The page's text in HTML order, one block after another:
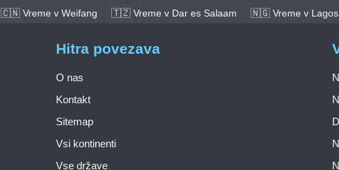
🇨🇳 Vreme v Weifang 🇹🇿 Vreme v Dar es Salaam 🇳🇬 Vreme v Lagos
Hitra povezava
O nas
Kontakt
Sitemap
Vsi kontinenti
Vse države